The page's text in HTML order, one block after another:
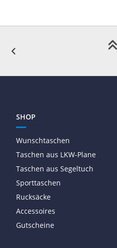
SHOP
Wunschtaschen
Taschen aus LKW-Plane
Taschen aus Segeltuch
Sporttaschen
Rucksäcke
Accessoires
Gutscheine